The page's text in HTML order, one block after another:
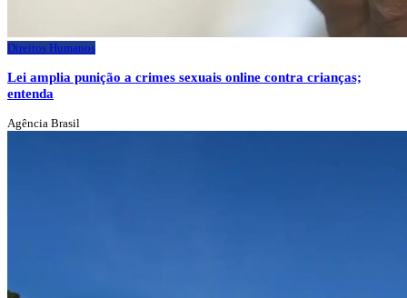
Direitos Humanos
Lei amplia punição a crimes sexuais online contra crianças;
entenda
Agência Brasil